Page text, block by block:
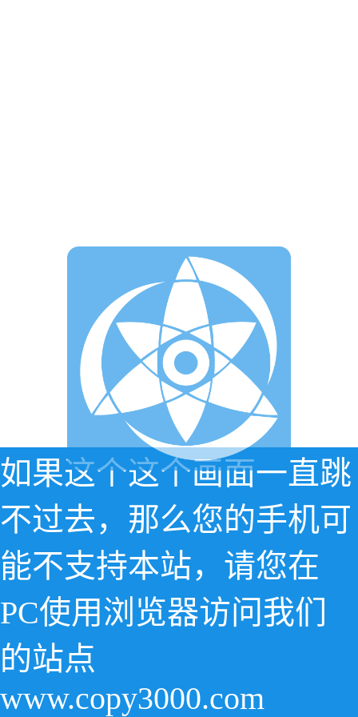
如果这个这个画面一直跳
不过去，那么您的手机可
能不支持本站，请您在
PC使用浏览器访问我们
的站点
www.copy3000.com